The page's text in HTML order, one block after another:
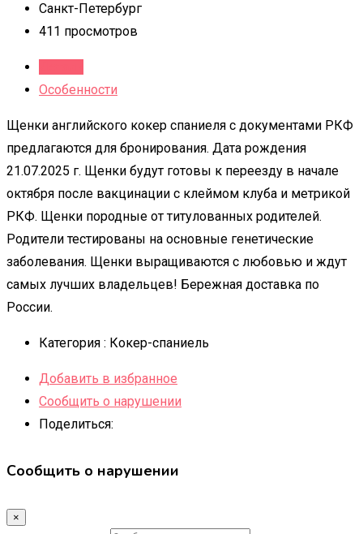
Санкт-Петербург
411 просмотров
Особенности
Щенки английского кокер спаниеля с документами РКФ
предлагаются для бронирования. Дата рождения
21.07.2025 г. Щенки будут готовы к переезду в начале
октября после вакцинации с клеймом клуба и метрикой
РКФ. Щенки породные от титулованных родителей.
Родители тестированы на основные генетические
заболевания. Щенки выращиваются с любовью и ждут
самых лучших владельцев! Бережная доставка по
России.
Категория : Кокер-спаниель
Добавить в избранное
Сообщить о нарушении
Поделиться:
Сообщить о нарушении
×